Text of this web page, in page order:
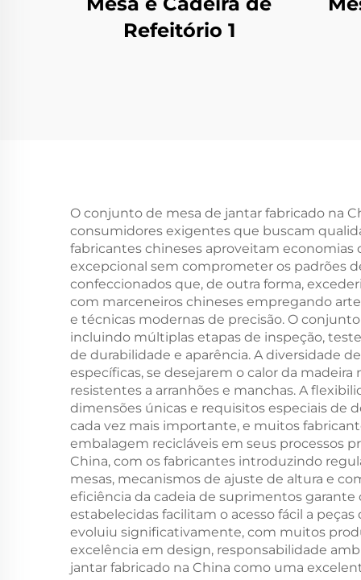
Refeitório 1
O conjunto de mesa de jantar fabricado na
consumidores exigentes que buscam
fabricantes chineses aproveitam
excepcional sem comprometer os padrões
confeccionados que, de outra forma,
com marceneiros chineses empregando
e técnicas modernas de precisão. O
incluindo múltiplas etapas de inspeção,
de durabilidade e aparência. A diversidade
específicas, se desejarem o calor da
resistentes a arranhões e manchas. A
dimensões únicas e requisitos especiais de
cada vez mais importante, e muitos
embalagem recicláveis em seus processos
China, com os fabricantes introduzindo
mesas, mecanismos de ajuste de altura e
eficiência da cadeia de suprimentos
estabelecidas facilitam o acesso fácil a
evoluiu significativamente, com muitos
excelência em design, responsabilidade
jantar fabricado na China como uma